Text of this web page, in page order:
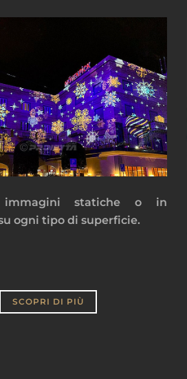
immagini statiche o in
ogni tipo di superficie.
SCOPRI DI PIÙ